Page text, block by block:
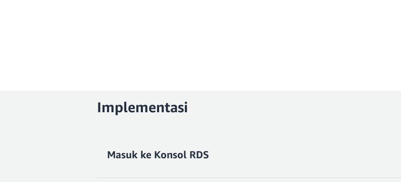
Implementasi
Masuk ke Konsol RDS